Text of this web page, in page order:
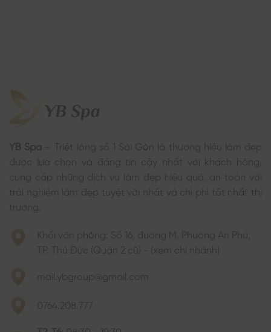
YB Spa – Triệt lông số 1 Sài Gòn là thương hiệu làm đẹp
được lựa chọn và đáng tin cậy nhất với khách hàng,
cung cấp những dịch vụ làm đẹp hiệu quả, an toàn với
trải nghiệm làm đẹp tuyệt vời nhất và chi phí tốt nhất thị
trường.
Khối văn phòng: Số 16, đường M, Phường An Phú,
TP. Thủ Đức (Quận 2 cũ) - (xem chi nhánh)
mail.ybgroup@gmail.com
0764.208.777